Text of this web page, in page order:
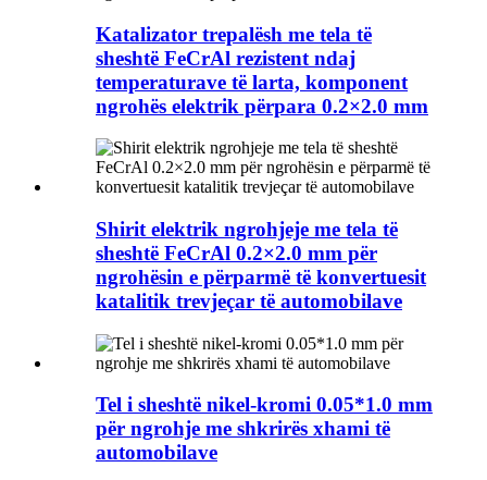
Katalizator trepalësh me tela të
sheshtë FeCrAl rezistent ndaj
temperaturave të larta, komponent
ngrohës elektrik përpara 0.2×2.0 mm
Shirit elektrik ngrohjeje me tela të
sheshtë FeCrAl 0.2×2.0 mm për
ngrohësin e përparmë të konvertuesit
katalitik trevjeçar të automobilave
Tel i sheshtë nikel-kromi 0.05*1.0 mm
për ngrohje me shkrirës xhami të
automobilave